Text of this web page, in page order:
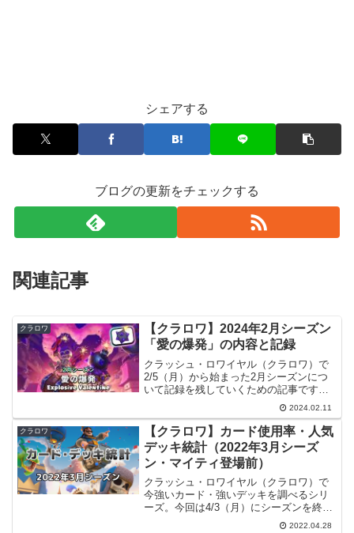
シェアする
ブログの更新をチェックする
関連記事
クラロワ
【クラロワ】2024年2月シーズン
「愛の爆発」の内容と記録
クラッシュ・ロワイヤル（クラロワ）で
2/5（月）から始まった2月シーズンにつ
いて記録を残していくための記事です。
シーズンカレンダー今シーズンの予定を
書き込んだカレンダーを作成しました。
（最新のカレンダーは筆者Twitterの固定
ツイートをご...
2024.02.11
クラロワ
【クラロワ】カード使用率・人気
デッキ統計（2022年3月シーズ
ン・マイティ登場前）
クラッシュ・ロワイヤル（クラロワ）で
今強いカード・強いデッキを調べるシリ
ーズ。今回は4/3（月）にシーズンを終え
た2022年3月シーズンの情報です。バラン
2022.04.28